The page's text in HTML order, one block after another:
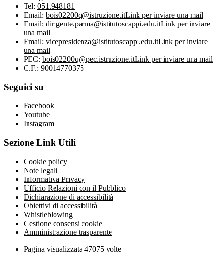
Tel: 051.948181
Email: bois02200q@istruzione.itLink per inviare una mail
Email: dirigente.parma@istitutoscappi.edu.itLink per inviare
una mail
Email: vicepresidenza@istitutoscappi.edu.itLink per inviare
una mail
PEC: bois02200q@pec.istruzione.itLink per inviare una mail
C.F.: 90014770375
Seguici su
Facebook
Youtube
Instagram
Sezione Link Utili
Cookie policy
Note legali
Informativa Privacy
Ufficio Relazioni con il Pubblico
Dichiarazione di accessibilità
Obiettivi di accessibilità
Whistleblowing
Gestione consensi cookie
Amministrazione trasparente
Pagina visualizzata 47075 volte